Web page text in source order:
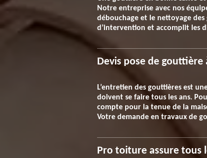
Notre entreprise avec nos
débouchage et le nettoyage
d’intervention et accomplit les
Devis pose de gouttière
L’entretien des gouttières est
doivent se faire tous les ans.
compte pour la tenue de la
Votre demande en travaux de
Pro toiture assure tous